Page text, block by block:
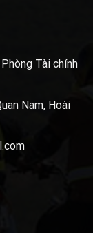
Tài chính
Nam, Hoài